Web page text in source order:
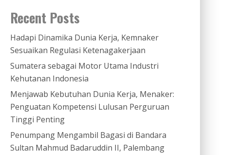
Recent Posts
Hadapi Dinamika Dunia Kerja, Kemnaker
Sesuaikan Regulasi Ketenagakerjaan
Sumatera sebagai Motor Utama Industri
Kehutanan Indonesia
Menjawab Kebutuhan Dunia Kerja, Menaker:
Penguatan Kompetensi Lulusan Perguruan
Tinggi Penting
Penumpang Mengambil Bagasi di Bandara
Sultan Mahmud Badaruddin II, Palembang